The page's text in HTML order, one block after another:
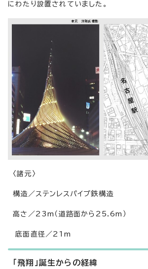
にわたり設置されていました。
〈諸元〉
構造／ステンレスパイプ鉄構造
高さ／23m（道路面から25.6m）
底面直径／21m
「飛翔」誕生からの経緯